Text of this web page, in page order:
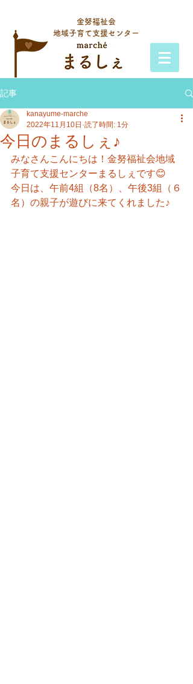
金努福祉会
地域子育て支援センター
記事
今日のまるしぇ♪
kanayume-marche
2022年11月10日 読了時間: 1分
みなさんこんにちは！金努福祉会地域
子育て支援センターまるしぇです😊
今日は、午前4組（8名）、午後3組（６
名）の親子が遊びに来てくれました♪